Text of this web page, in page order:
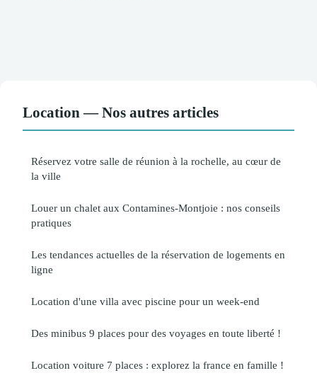
Location — Nos autres articles
Réservez votre salle de réunion à la rochelle, au cœur de
la ville
Louer un chalet aux Contamines-Montjoie : nos conseils
pratiques
Les tendances actuelles de la réservation de logements en
ligne
Location d'une villa avec piscine pour un week-end
Des minibus 9 places pour des voyages en toute liberté !
Location voiture 7 places : explorez la france en famille !